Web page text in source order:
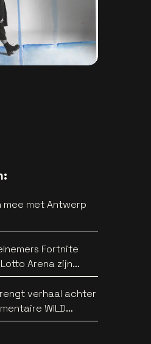
mee met Antwerp
Fortnite
Arena zijn
verhaal achter
WILD